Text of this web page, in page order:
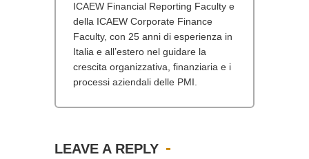
ICAEW Financial Reporting Faculty e
della ICAEW Corporate Finance
Faculty, con 25 anni di esperienza in
Italia e all’estero nel guidare la
crescita organizzativa, finanziaria e i
processi aziendali delle PMI.
LEAVE A REPLY